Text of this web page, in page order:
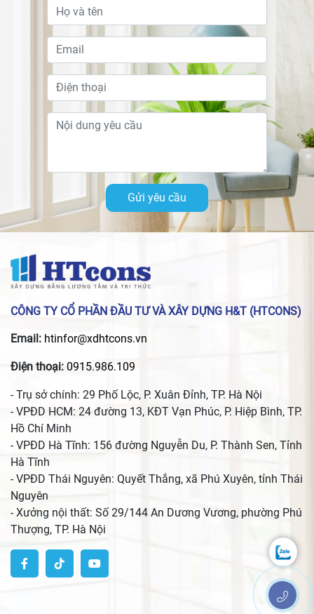
Gửi yêu cầu
CÔNG TY CỔ PHẦN ĐẦU TƯ VÀ XÂY DỰNG H&T (HTCONS)
Email: htinfor@xdhtcons.vn
Điện thoại: 0915.986.109
- Trụ sở chính: 29 Phố Lộc, P. Xuân Đỉnh, TP. Hà Nội
- VPĐD HCM: 24 đường 13, KĐT Vạn Phúc, P. Hiệp Bình, TP.
Hồ Chí Minh
- VPĐD Hà Tĩnh: 156 đường Nguyễn Du, P. Thành Sen, Tỉnh
Hà Tĩnh
- VPĐD Thái Nguyên: Quyết Thắng, xã Phú Xuyên, tỉnh Thái
Nguyên
- Xưởng nội thất: Số 29/144 An Dương Vương, phường Phú
Thượng, TP. Hà Nội